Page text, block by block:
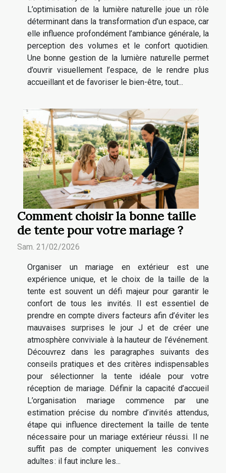
L’optimisation de la lumière naturelle joue un rôle
déterminant dans la transformation d’un espace, car
elle influence profondément l’ambiance générale, la
perception des volumes et le confort quotidien.
Une bonne gestion de la lumière naturelle permet
d’ouvrir visuellement l’espace, de le rendre plus
accueillant et de favoriser le bien-être, tout...
Comment choisir la bonne taille
de tente pour votre mariage ?
Sam. 21/02/2026
Organiser un mariage en extérieur est une
expérience unique, et le choix de la taille de la
tente est souvent un défi majeur pour garantir le
confort de tous les invités. Il est essentiel de
prendre en compte divers facteurs afin d’éviter les
mauvaises surprises le jour J et de créer une
atmosphère conviviale à la hauteur de l’événement.
Découvrez dans les paragraphes suivants des
conseils pratiques et des critères indispensables
pour sélectionner la tente idéale pour votre
réception de mariage. Définir la capacité d’accueil
L’organisation mariage commence par une
estimation précise du nombre d’invités attendus,
étape qui influence directement la taille de tente
nécessaire pour un mariage extérieur réussi. Il ne
suffit pas de compter uniquement les convives
adultes : il faut inclure les...